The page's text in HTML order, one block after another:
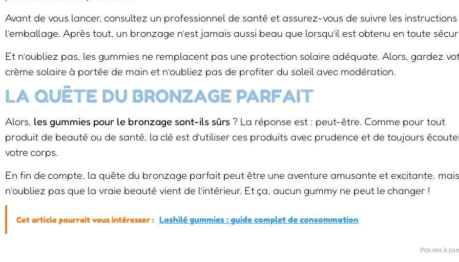
Avant de vous lancer, consultez un professionnel de santé et assurez-vous de suivre les instructions
l’emballage. Après tout, un bronzage n’est jamais aussi beau que lorsqu’il est obtenu en toute
Et n’oubliez pas, les gummies ne remplacent pas une protection solaire adéquate. Alors, gardez
crème solaire à portée de main et n’oubliez pas de profiter du soleil avec modération.
LA QUÊTE DU BRONZAGE PARFAIT
Alors, les gummies pour le bronzage sont-ils sûrs ? La réponse est : peut-être. Comme pour tout
produit de beauté ou de santé, la clé est d’utiliser ces produits avec prudence et de toujours
votre corps.
En fin de compte, la quête du bronzage parfait peut être une aventure amusante et excitante, mais
n’oubliez pas que la vraie beauté vient de l’intérieur. Et ça, aucun gummy ne peut le changer !
Cet article pourrait vous intéresser : Lashilé gummies : guide complet de consommation